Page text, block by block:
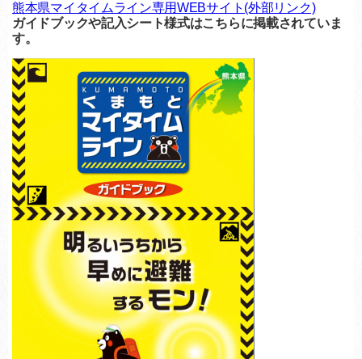
熊本県マイタイムライン専用WEBサイト(外部リンク)
ガイドブックや記入シート様式はこちらに掲載されていま
す。